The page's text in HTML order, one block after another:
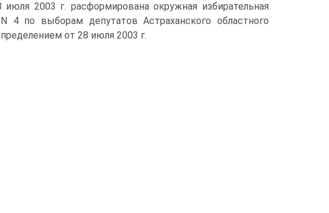
2003 г. расформирована окружная избирательная
4 по выборам депутатов Астраханского областного
от 28 июля 2003 г.